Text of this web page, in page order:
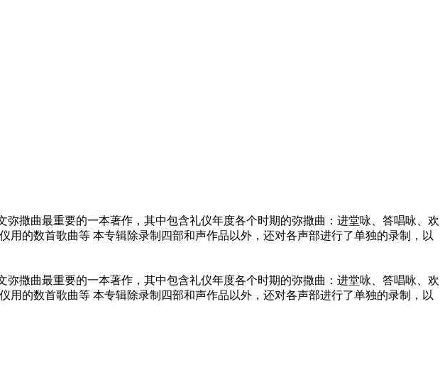
撒曲最重要的一本著作，其中包含礼仪年度各个时期的弥撒曲：进堂咏、答唱咏、欢
的数首歌曲等 本专辑除录制四部和声作品以外，还对各声部进行了单独的录制，以
撒曲最重要的一本著作，其中包含礼仪年度各个时期的弥撒曲：进堂咏、答唱咏、欢
的数首歌曲等 本专辑除录制四部和声作品以外，还对各声部进行了单独的录制，以